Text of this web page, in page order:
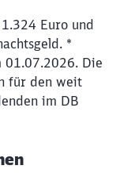
Euro und
*
01.07.2026. Die
für den weit
im DB